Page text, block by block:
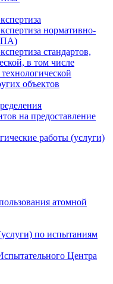
нормативно-
стандартов,
в том числе
объектов
на предоставление
работы (услуги)
атомной
по испытаниям
Центра